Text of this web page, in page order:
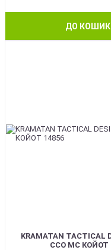
ДО
KRAMATAN TACTICAL
ССО МС КОЙОТ